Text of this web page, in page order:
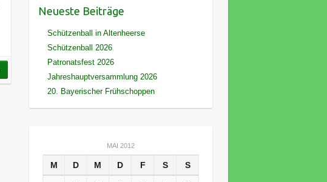
Neueste Beiträge
Schützenball in Altenheerse
Schützenball 2026
Patronatsfest 2026
Jahreshauptversammlung 2026
20. Bayerischer Frühschoppen
MAI 2012
M D M D F S S